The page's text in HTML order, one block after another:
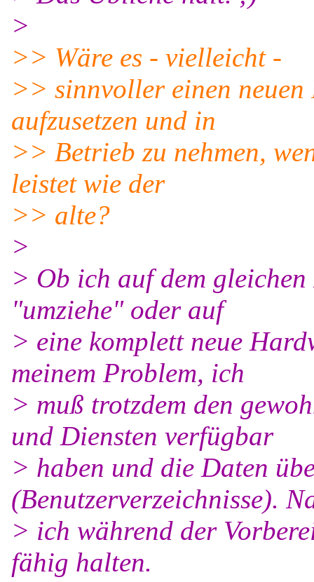
>
>> Wäre es - vielleicht -
>> sinnvoller einen neuen
aufzusetzen und in
>> Betrieb zu nehmen,
leistet wie der
>> alte?
>
> Ob ich auf dem
"umziehe" oder auf
> eine komplett neue
meinem Problem, ich
> muß trotzdem den
und Diensten verfügbar
> haben und die Daten
(Benutzerverzeichnisse).
> ich während der
fähig halten.